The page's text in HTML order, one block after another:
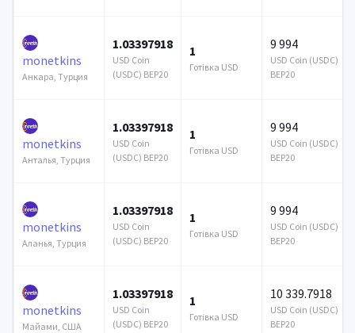
monetkins
Анкара, Турция
1.03397918
USD Coin
(USDC) BEP20
1
Готівка USD
9 994
USD Coin (USDC)
BEP20
monetkins
Анталья, Турция
1.03397918
USD Coin
(USDC) BEP20
1
Готівка USD
9 994
USD Coin (USDC)
BEP20
monetkins
Аланья, Турция
1.03397918
USD Coin
(USDC) BEP20
1
Готівка USD
9 994
USD Coin (USDC)
BEP20
monetkins
Майами, США
1.03397918
USD Coin
(USDC) BEP20
1
Готівка USD
10 339.7918
USD Coin (USDC)
BEP20